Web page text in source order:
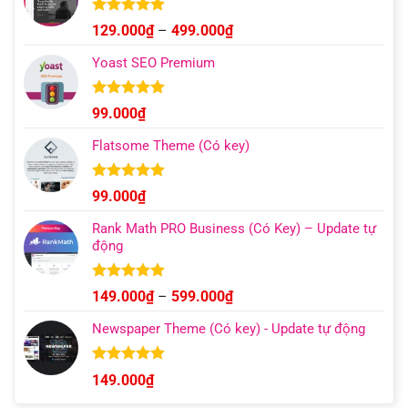
Được xếp
hạng 4.93
5 sao
129.000₫ – 499.000₫Khoảng
Yoast SEO Premium
Được xếp
hạng 4.96
5 sao
99.000₫
Flatsome Theme (Có key)
Được xếp
hạng 4.95
5 sao
99.000₫
Rank Math PRO Business (Có Key) – Update tự
động
Được xếp
hạng 5.00
5 sao
149.000₫ – 599.000₫Khoảng
từ
Newspaper Theme (Có key) - Update tự động
Được xếp
hạng4.92
149.000₫